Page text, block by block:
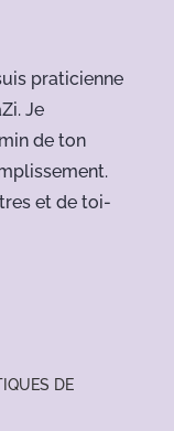
praticienne
Je
de ton
et de toi-
DE